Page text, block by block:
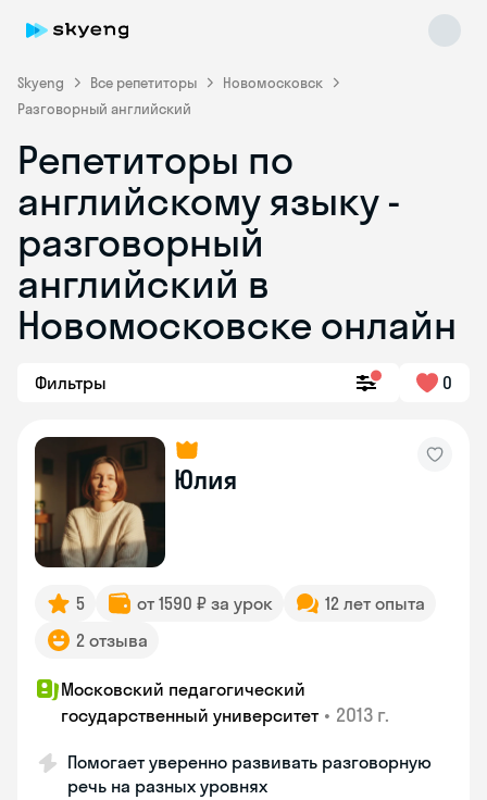
Skyeng Все репетиторы
Новомосковск
Разговорный английский
Репетиторы по
английскому языку -
разговорный
английский в
Новомосковске онлайн
Фильтры 0
Юлия
5 от 1590 ₽ за урок
12 лет опыта
2 отзыва
Московский педагогический
государственный университет • 2013 г.
Помогает уверенно развивать разговорную
речь на разных уровнях
Skyeng Chat